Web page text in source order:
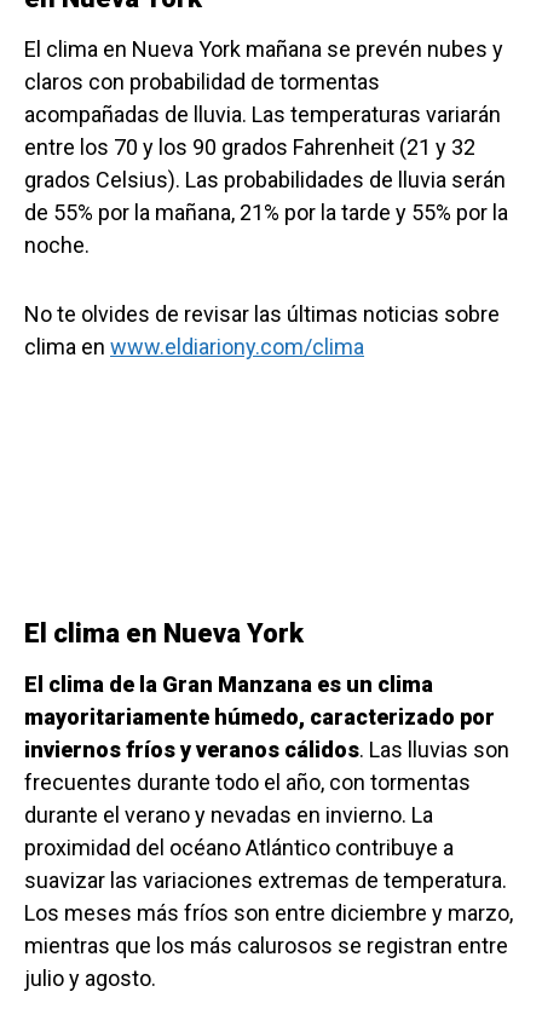
El clima en Nueva York mañana se prevén nubes y
claros con probabilidad de tormentas
acompañadas de lluvia. Las temperaturas variarán
entre los 70 y los 90 grados Fahrenheit (21 y 32
grados Celsius). Las probabilidades de lluvia serán
de 55% por la mañana, 21% por la tarde y 55% por la
noche.
No te olvides de revisar las últimas noticias sobre
clima en www.eldiariony.com/clima
El clima en Nueva York
El clima de la Gran Manzana es un clima
mayoritariamente húmedo, caracterizado por
inviernos fríos y veranos cálidos. Las lluvias son
frecuentes durante todo el año, con tormentas
durante el verano y nevadas en invierno. La
proximidad del océano Atlántico contribuye a
suavizar las variaciones extremas de temperatura.
Los meses más fríos son entre diciembre y marzo,
mientras que los más calurosos se registran entre
julio y agosto.